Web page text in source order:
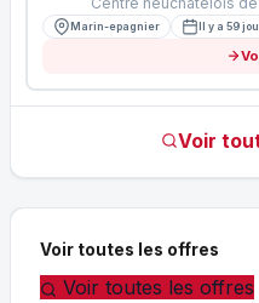
Marin-epagnier Il y a 59
Voir
Voir toutes les offres
Voir toutes les offres